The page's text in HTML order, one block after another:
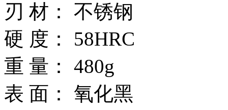
刃 材： 不锈钢
硬 度： 58HRC
重 量： 480g
表 面： 氧化黑